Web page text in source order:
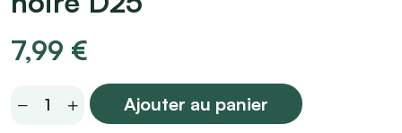
7,99 €
Corbeille
Ajouter au panier